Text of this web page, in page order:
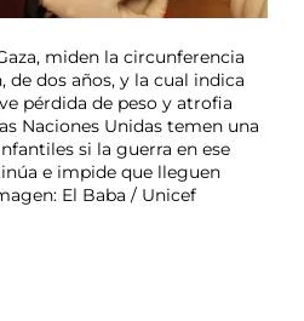
miden la circunferencia
de dos años, y la cual indica
pérdida de peso y atrofia
Naciones Unidas temen una
si la guerra en ese
e impide que lleguen
El Baba / Unicef